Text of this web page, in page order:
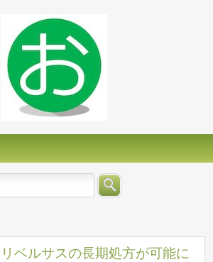
ベルサスの長期処方が可能に